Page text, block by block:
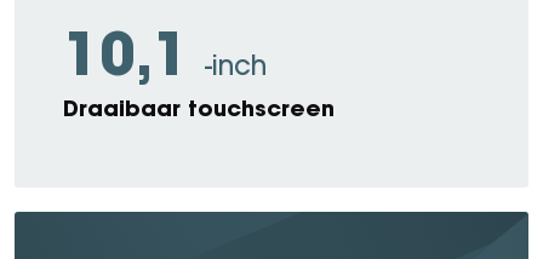
10,1 -inch
Draaibaar touchscreen